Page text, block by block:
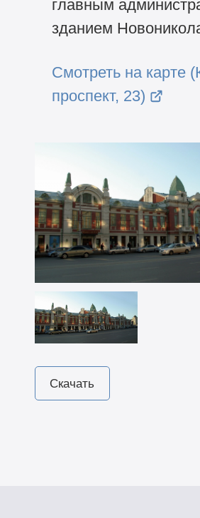
главным
зданием
Смотреть на карте
проспект, 23)
Скачать